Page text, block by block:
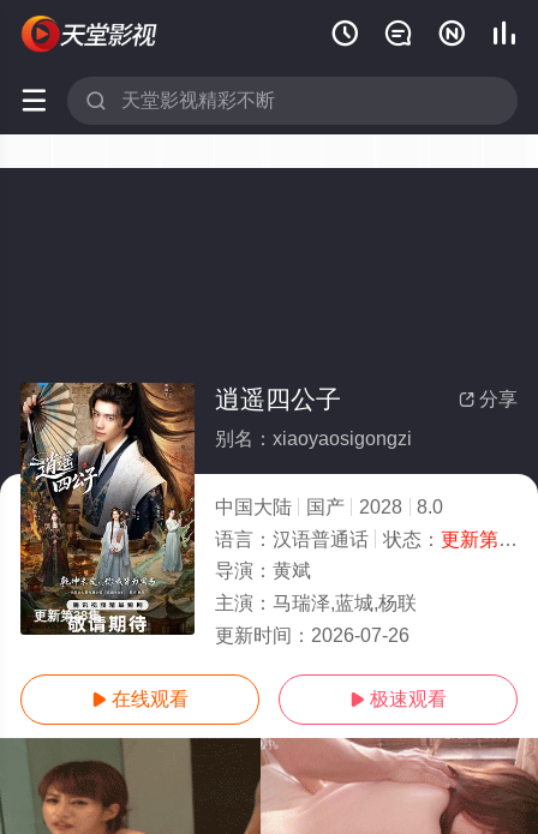
   
 
更新第38集
 分享
逍遥四公子
别名：xiaoyaosigongzi
中国大陆 国产 2028
8.0
语言： 汉语普通话 状态： 更新第38集
导演： 黄斌
主演： 马瑞泽,蓝城,杨联
更新时间： 2026-07-26
 在线观看  极速观看